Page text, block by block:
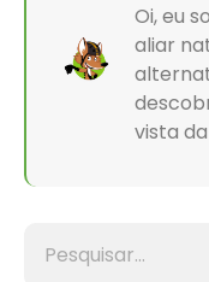
Oi, eu
aliar
vista